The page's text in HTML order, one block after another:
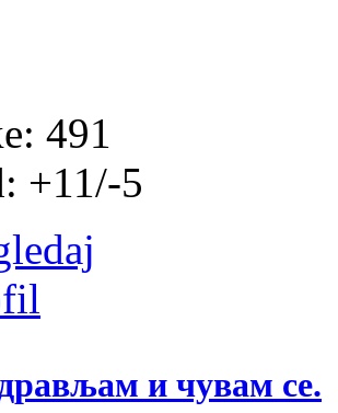
491
+11/-5
и чувам се.